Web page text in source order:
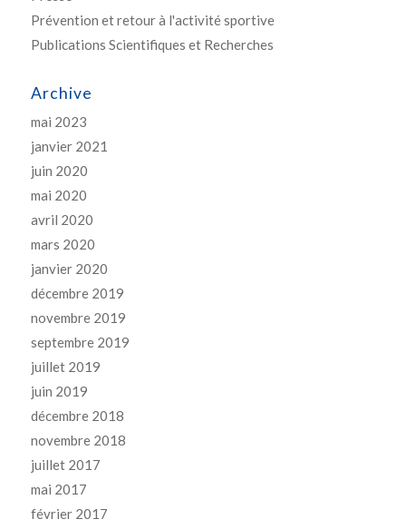
Prévention et retour à l'activité sportive
Publications Scientifiques et Recherches
Archive
mai 2023
janvier 2021
juin 2020
mai 2020
avril 2020
mars 2020
janvier 2020
décembre 2019
novembre 2019
septembre 2019
juillet 2019
juin 2019
décembre 2018
novembre 2018
juillet 2017
mai 2017
février 2017